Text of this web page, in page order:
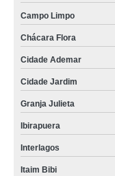
Campo Limpo
Chácara Flora
Cidade Ademar
Cidade Jardim
Granja Julieta
Ibirapuera
Interlagos
Itaim Bibi